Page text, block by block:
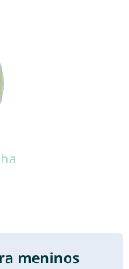
meninos